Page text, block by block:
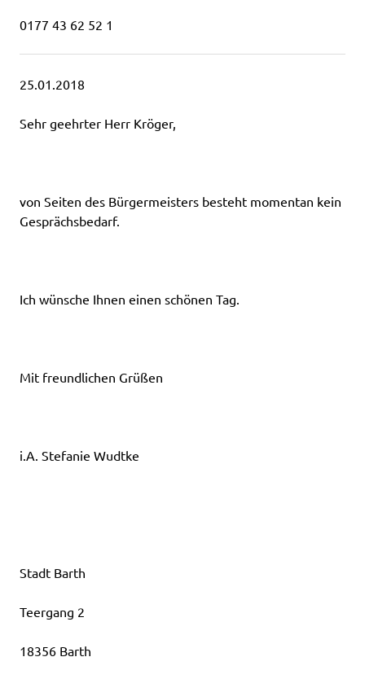
0177 43 62 52 1
25.01.2018
Sehr geehrter Herr Kröger,
von Seiten des Bürgermeisters besteht momentan kein
Gesprächsbedarf.
Ich wünsche Ihnen einen schönen Tag.
Mit freundlichen Grüßen
i.A. Stefanie Wudtke
Stadt Barth
Teergang 2
18356 Barth